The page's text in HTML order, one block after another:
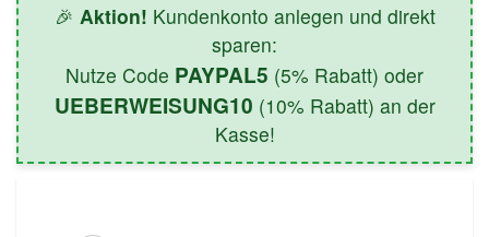
🎉 Aktion! Kundenkonto anlegen und direkt
sparen:
Nutze Code PAYPAL5 (5% Rabatt) oder
UEBERWEISUNG10 (10% Rabatt) an der
Kasse!